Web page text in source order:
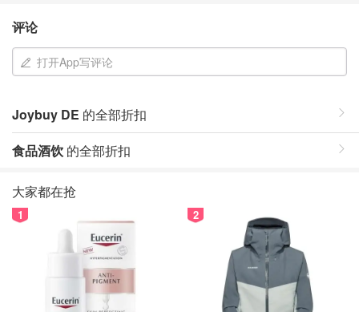
评论
打开App写评论
Joybuy DE 的全部折扣
食品酒饮 的全部折扣
大家都在抢
1 2